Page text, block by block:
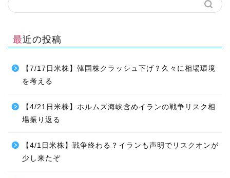
最近の投稿
【7/17日米株】韓国株クラッシュ下げ？久々に相場環境
を考える
【4/21日米株】ホルムズ海峡含めイランの戦争リスク相
場振り返る
【4/1日米株】戦争終わる？イランも声明でリスクオンが
少し来たぞ